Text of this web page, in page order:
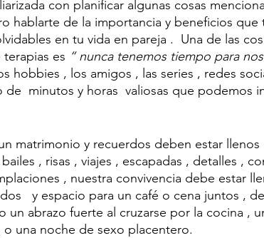
con planificar algunas cosas
hablarte de la importancia y beneficios
en tu vida en pareja .  Una de las
es “ nunca tenemos tiempo para
hobbies , los amigos , las series , redes
minutos y horas  valiosas que podemos
matrimonio y recuerdos deben estar
, risas , viajes , escapadas , detalles ,
, nuestra convivencia debe estar
y espacio para un café o cena juntos ,
un abrazo fuerte al cruzarse por la cocina ,
una noche de sexo placentero.